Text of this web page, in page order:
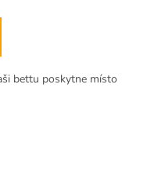
bettu poskytne místo